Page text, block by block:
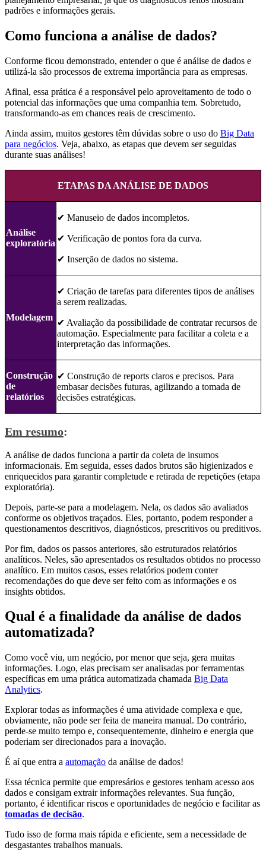
padrões e informações gerais.
Como funciona a análise de dados?
Conforme ficou demonstrado, entender o que é análise de dados e
utilizá-la são processos de extrema importância para as empresas.
Afinal, essa prática é a responsável pelo aproveitamento de todo o
potencial das informações que uma companhia tem. Sobretudo,
transformando-as em chances reais de crescimento.
Ainda assim, muitos gestores têm dúvidas sobre o uso do Big Data
para negócios. Veja, abaixo, as etapas que devem ser seguidas
durante suas análises!
ETAPAS DA ANÁLISE DE DADOS
Análise
exploratória
✔ ️Manuseio de dados incompletos.
✔ ️Verificação de pontos fora da curva.
✔ ️Inserção de dados no sistema.
Modelagem
✔ ️Criação de tarefas para diferentes tipos de análises
a serem realizadas.
✔ ️Avaliação da possibilidade de contratar recursos de
automação. Especialmente para facilitar a coleta e a
interpretação das informações.
Construção
de
relatórios
✔ ️Construção de reports claros e precisos. Para
embasar decisões futuras, agilizando a tomada de
decisões estratégicas.
Em resumo:
A análise de dados funciona a partir da coleta de insumos
informacionais. Em seguida, esses dados brutos são higienizados e
enriquecidos para garantir completude e retirada de repetições (etapa
exploratória).
Depois, parte-se para a modelagem. Nela, os dados são avaliados
conforme os objetivos traçados. Eles, portanto, podem responder a
questionamentos descritivos, diagnósticos, prescritivos ou preditivos.
Por fim, dados os passos anteriores, são estruturados relatórios
analíticos. Neles, são apresentados os resultados obtidos no processo
analítico. Em muitos casos, esses relatórios podem conter
recomendações do que deve ser feito com as informações e os
insights obtidos.
Qual é a finalidade da análise de dados
automatizada?
Como você viu, um negócio, por menor que seja, gera muitas
informações. Logo, elas precisam ser analisadas por ferramentas
específicas em uma prática automatizada chamada Big Data
Analytics.
Explorar todas as informações é uma atividade complexa e que,
obviamente, não pode ser feita de maneira manual. Do contrário,
perde-se muito tempo e, consequentemente, dinheiro e energia que
poderiam ser direcionados para a inovação.
É aí que entra a automação da análise de dados!
Essa técnica permite que empresários e gestores tenham acesso aos
dados e consigam extrair informações relevantes. Sua função,
portanto, é identificar riscos e oportunidades de negócio e facilitar as
tomadas de decisão.
Tudo isso de forma mais rápida e eficiente, sem a necessidade de
desgastantes trabalhos manuais.